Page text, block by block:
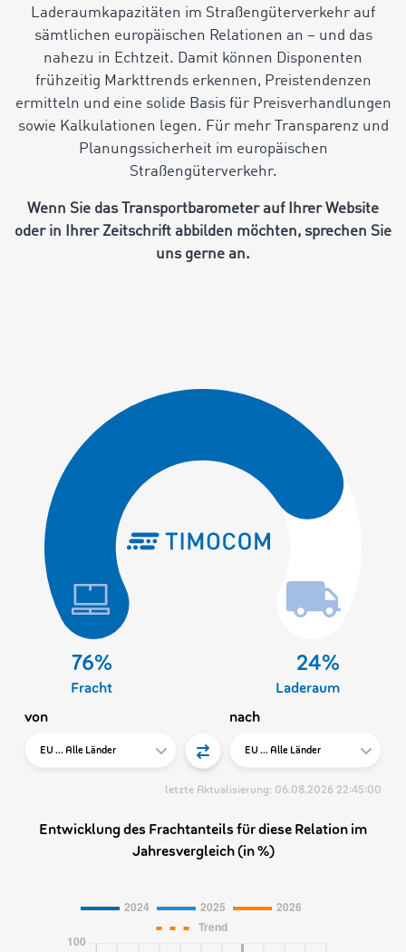
Laderaumkapazitäten im Straßengüterverkehr auf
sämtlichen europäischen Relationen an – und das
nahezu in Echtzeit. Damit können Disponenten
frühzeitig Markttrends erkennen, Preistendenzen
ermitteln und eine solide Basis für Preisverhandlungen
sowie Kalkulationen legen. Für mehr Transparenz und
Planungssicherheit im europäischen
Straßengüterverkehr.
Wenn Sie das Transportbarometer auf Ihrer Website
oder in Ihrer Zeitschrift abbilden möchten, sprechen Sie
uns gerne an.